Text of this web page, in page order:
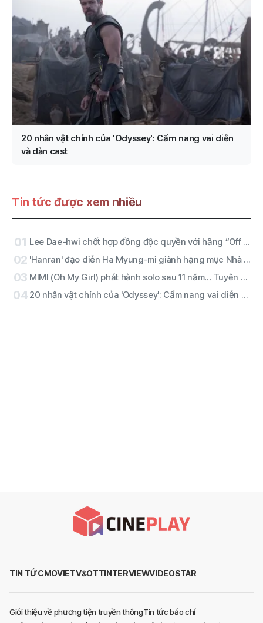
20 nhân vật chính của 'Odyssey': Cẩm nang vai diễn
và dàn cast
Tin tức được xem nhiều
01 Lee Dae-hwi chốt hợp đồng độc quyền với hãng “Off The Record” trực thuộc Wake One… mở màn chặng đường solo thứ 2 với vai trò nghệ sĩ toàn năng
02 'Hanran' đạo diễn Ha Myung-mi giành hạng mục Nhà sản xuất Bechdelian của năm, làm nóng Nhà hát Điện ảnh của Seoul trong năm nay
03 MIMI (Oh My Girl) phát hành solo sau 11 năm… Tuyên bố mạnh mẽ với đĩa đơn đầu tay “Bish Bash Bosh”
04 20 nhân vật chính của 'Odyssey': Cẩm nang vai diễn và dàn cast
TIN TỨCMOVIETV&OTTINTERVIEWVIDEOSTAR
Giới thiệu về phương tiện truyền thôngTin tức báo chí